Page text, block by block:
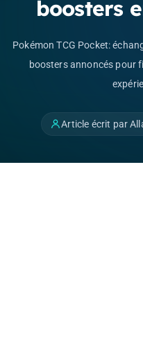
boosters
Pokémon TCG Pocket:
boosters annoncés pour
Article écrit par